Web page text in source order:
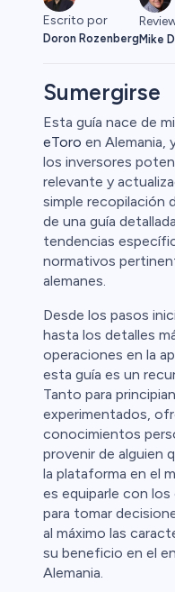
Escrito por
Doron RozenbergMike
Sumergirse
Esta guía nace de
eToro en Alemania,
los inversores
relevante y
simple recopilación
de una guía
tendencias
normativos
alemanes.
Desde los pasos
hasta los detalles
operaciones en la
esta guía es un
Tanto para
experimentados,
conocimientos
provenir de alguien
la plataforma en el
es equiparle con
para tomar
al máximo las
su beneficio en el
Alemania.